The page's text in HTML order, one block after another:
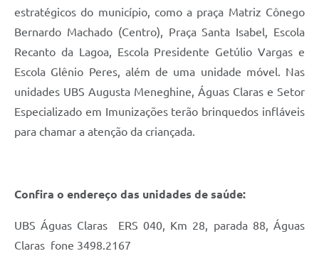
estratégicos do município, como a praça Matriz Cônego
Bernardo Machado (Centro), Praça Santa Isabel, Escola
Recanto da Lagoa, Escola Presidente Getúlio Vargas e
Escola Glênio Peres, além de uma unidade móvel. Nas
unidades UBS Augusta Meneghine, Águas Claras e Setor
Especializado em Imunizações terão brinquedos infláveis
para chamar a atenção da criançada.
Confira o endereço das unidades de saúde:
UBS Águas Claras  ERS 040, Km 28, parada 88, Águas
Claras  fone 3498.2167